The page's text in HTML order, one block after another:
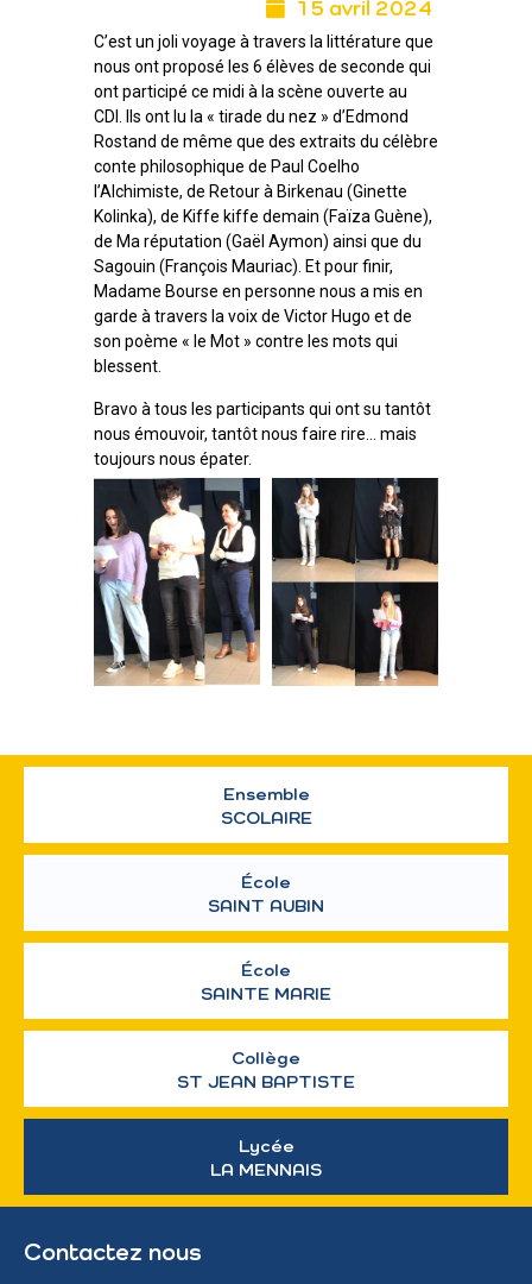
15 avril 2024
C’est un joli voyage à travers la littérature que
nous ont proposé les 6 élèves de seconde qui
ont participé ce midi à la scène ouverte au
CDI. Ils ont lu la « tirade du nez » d’Edmond
Rostand de même que des extraits du célèbre
conte philosophique de Paul Coelho
l’Alchimiste, de Retour à Birkenau (Ginette
Kolinka), de Kiffe kiffe demain (Faïza Guène),
de Ma réputation (Gaël Aymon) ainsi que du
Sagouin (François Mauriac). Et pour finir,
Madame Bourse en personne nous a mis en
garde à travers la voix de Victor Hugo et de
son poème « le Mot » contre les mots qui
blessent.
Bravo à tous les participants qui ont su tantôt
nous émouvoir, tantôt nous faire rire… mais
toujours nous épater.
Ensemble
SCOLAIRE
École
SAINT AUBIN
École
SAINTE MARIE
Collège
ST JEAN BAPTISTE
Lycée
LA MENNAIS
Contactez nous